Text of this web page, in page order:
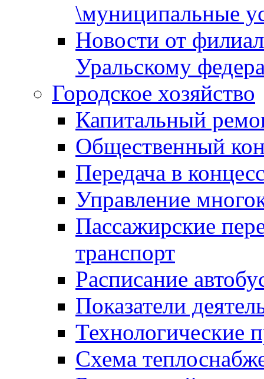
\муниципальные
Новости от
Уральскому
Городское хозяйство
Капитальный
Общественный
Передача в
Управление
Пассажирские
транспорт
Расписание
Показатели
Технологические
Схема